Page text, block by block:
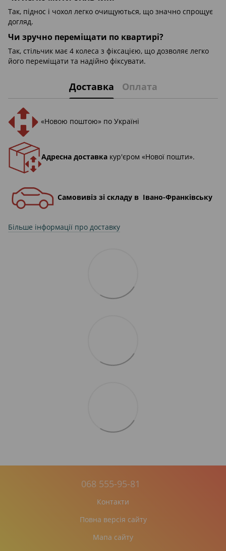
Так, піднос і чохол легко очищуються, що значно спрощує
догляд.
Чи зручно переміщати по квартирі?
Так, стільчик має 4 колеса з фіксацією, що дозволяє легко
його переміщати та надійно фіксувати.
Доставка Оплата
«Новою поштою» по Україні
Адресна доставка кур'єром «Нової пошти».
Самовивіз зі складу в Івано-Франківську
Більше інформації про доставку
068 555-95-81
Контакти
Повна версія сайту
Мапа сайту